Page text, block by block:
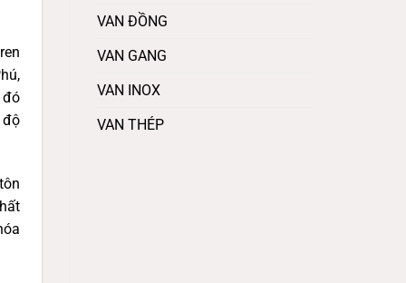
đó
độ
VAN ĐỒNG
VAN GANG
VAN INOX
VAN THÉP